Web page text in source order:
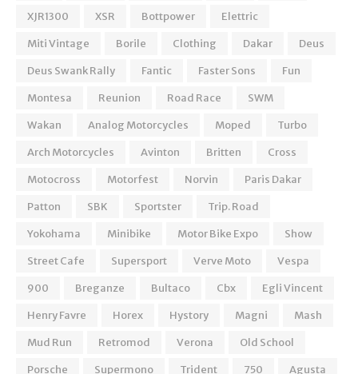
XJR1300
XSR Bottpower
Elettric
Miti Vintage
Borile Clothing Dakar
Deus
Deus Swank Rally
Fantic Faster Sons
Fun
Montesa
Reunion Road Race
SWM
Wakan
Analog Motorcycles Moped
Turbo
Arch Motorcycles
Avinton Britten
Cross
Motocross
Motorfest Norvin
Paris Dakar
Patton
SBK Sportster
Trip. Road
Yokohama
Minibike Motor Bike Expo
Show
Street Cafe
Supersport Verve Moto
Vespa
900
Breganze Bultaco Cbx
Egli Vincent
Henry Favre
Horex Hystory Magni
Mash
Mud Run
Retromod Verona
Old School
Porsche
Supermono Trident 750 Agusta